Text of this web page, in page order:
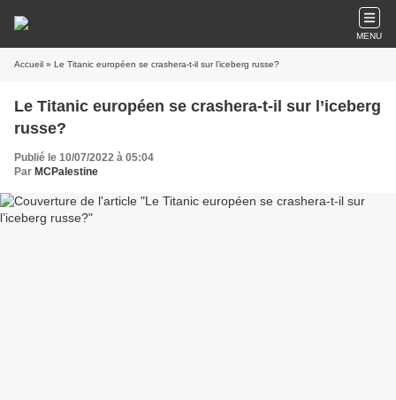
MENU
Accueil » Le Titanic européen se crashera-t-il sur l’iceberg russe?
Le Titanic européen se crashera-t-il sur l’iceberg
russe?
Publié le 10/07/2022 à 05:04
Par MCPalestine